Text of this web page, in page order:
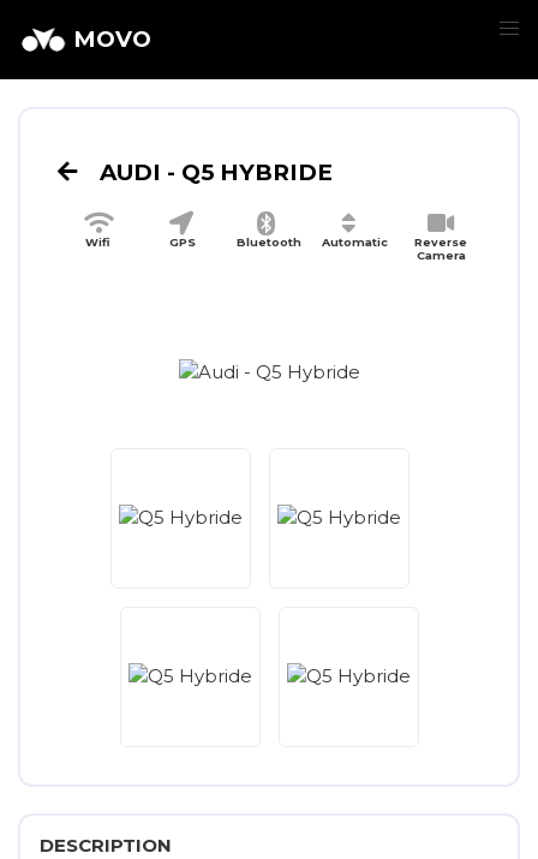
MOVO
AUDI - Q5 HYBRIDE
Wifi GPS Bluetooth Automatic
Reverse
Camera
DESCRIPTION